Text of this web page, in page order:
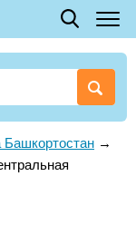
Башкортостан →